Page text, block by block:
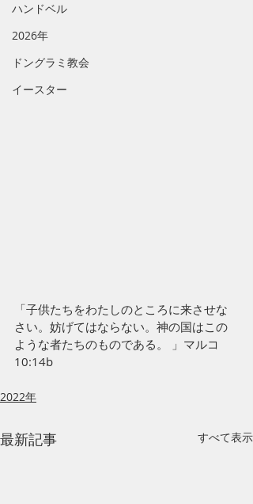
ハンドベル
2026年
ドングラミ教会
イースター
「子供たちをわたしのところに来させな
さい。妨げてはならない。神の国はこの
ような者たちのものである。 」マルコ
10:14b
2022年
最新記事 すべて表示